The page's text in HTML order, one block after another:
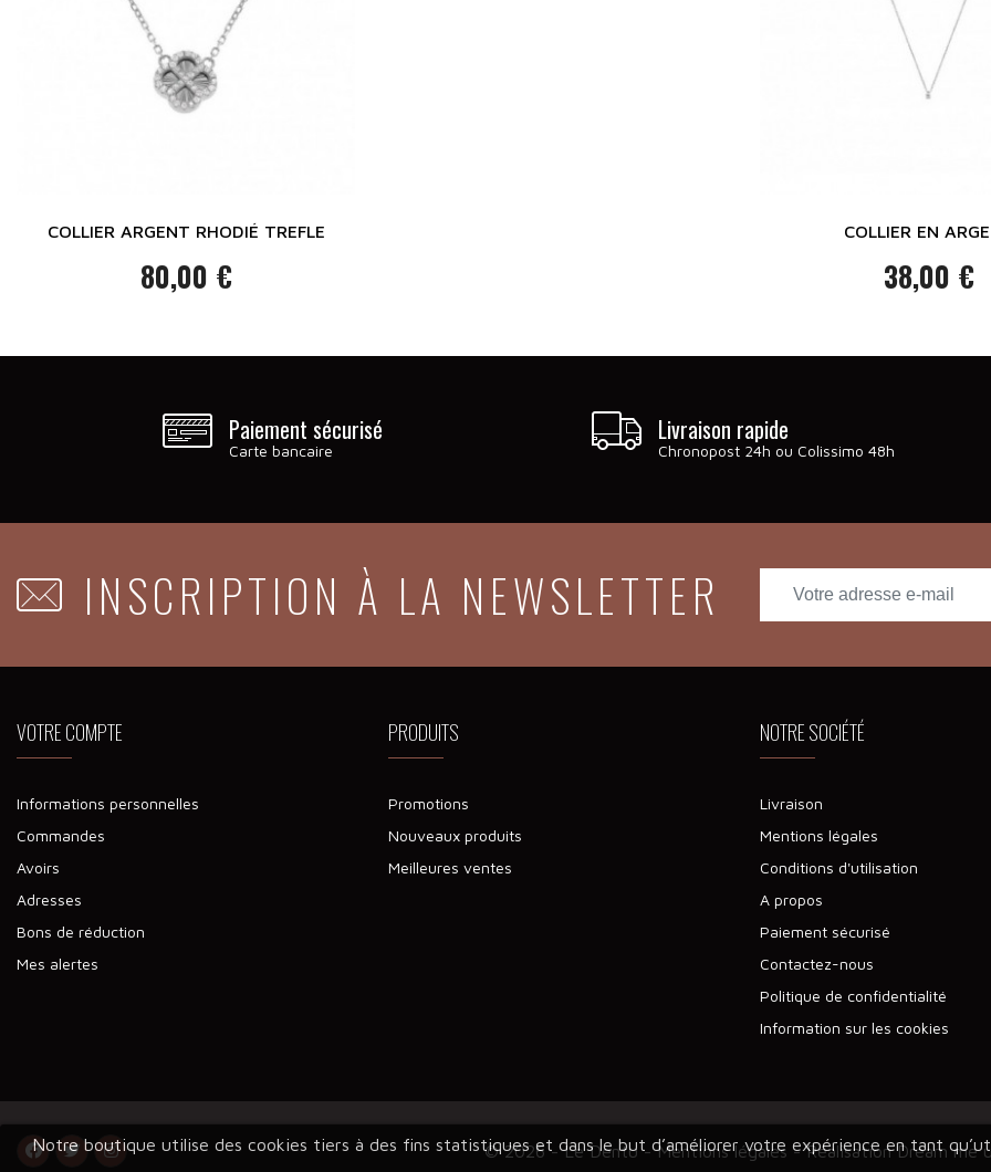
Notre boutique utilise des cookies tiers à des fins statistiques et dans le but d’améliorer votre expérience en tant
COLLIER ARGENT RHODIÉ TREFLE
Prix
80,00 €
COLLIER EN
Prix
38,00 €
Paiement sécurisé
Carte bancaire
Livraison rapide
Chronopost 24h ou Colissimo 48h
INSCRIPTION À LA NEWSLETTER
VOTRE COMPTE
Informations personnelles
Commandes
Avoirs
Adresses
Bons de réduction
Mes alertes
PRODUITS
Promotions
Nouveaux produits
Meilleures ventes
NOTRE SOCIÉTÉ
Livraison
Mentions légales
Conditions d'utilisation
A propos
Paiement sécurisé
Contactez-nous
Politique de confidentialité
Information sur les cookies
© 2026 - Le Dentu -Mentions légales- Réalisation Dream me